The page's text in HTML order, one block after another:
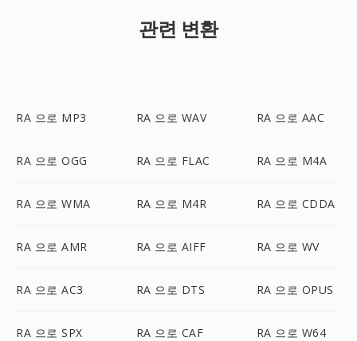
관련 변환
RA 으로 MP3 RA 으로 WAV RA 으로 AAC
RA 으로 OGG RA 으로 FLAC RA 으로 M4A
RA 으로 WMA RA 으로 M4R RA 으로 CDDA
RA 으로 AMR RA 으로 AIFF RA 으로 WV
RA 으로 AC3 RA 으로 DTS RA 으로 OPUS
RA 으로 SPX RA 으로 CAF RA 으로 W64